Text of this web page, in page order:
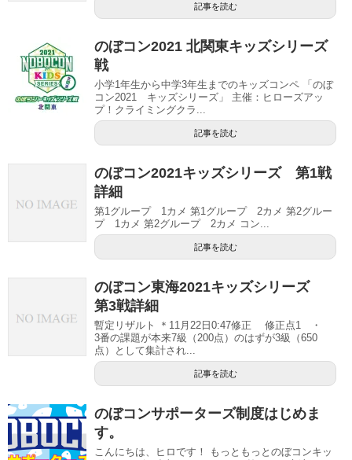
記事を読む
のぼコン2021 北関東キッズシリーズ
戦
小学1年生から中学3年生までのキッズコンペ 「のぼ
コン2021 キッズシリーズ」 主催：ヒローズアッ
プ！クライミングクラ...
記事を読む
のぼコン2021キッズシリーズ 第1戦
詳細
第1グループ 1カメ 第1グループ 2カメ 第2グルー
プ 1カメ 第2グループ 2カメ コン...
記事を読む
のぼコン東海2021キッズシリーズ
第3戦詳細
暫定リザルト ＊11月22日0:47修正 修正点1 ・
3番の課題が本来7級（200点）のはずが3級（650
点）として集計され...
記事を読む
のぼコンサポーターズ制度はじめま
す。
こんにちは、ヒロです！ もっともっとのぼコンキッ